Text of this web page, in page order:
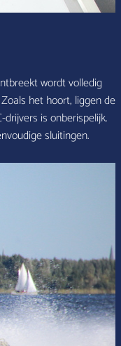
wordt volledig
het hoort, liggen de
is onberispelijk.
sluitingen.